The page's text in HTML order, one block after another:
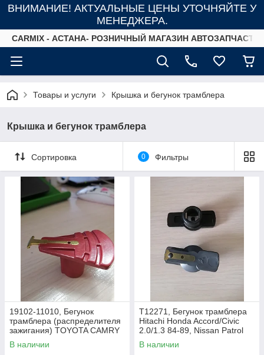
ВНИМАНИЕ! АКТУАЛЬНЫЕ ЦЕНЫ УТОЧНЯЙТЕ У
МЕНЕДЖЕРА.
СARMIX - АСТАНА- РОЗНИЧНЫЙ МАГАЗИН
Товары и услуги Крышка и бегунок трамблера
Крышка и бегунок трамблера
Сортировка 0 Фильтры
19102-11010, Бегунок
трамблера (распределителя
зажигания) TOYOTA CAMRY
3SFE, CARINA E 1992-1997
В наличии
T12271, Бегунок трамблера
Hitachi Honda Accord/Civic
2.0/1.3 84-89, Nissan Patrol
2.8 79, MITSUBISHI, CHINA
В наличии